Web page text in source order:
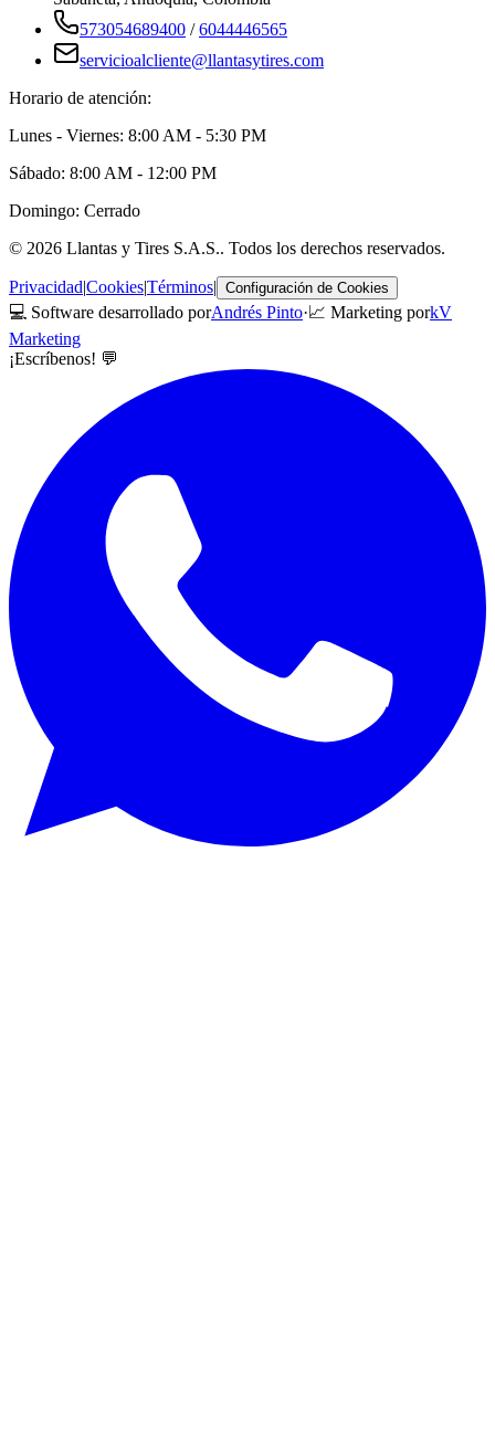
573054689400 /6044446565
servicioalcliente@llantasytires.com
Horario de atención:
Lunes - Viernes: 8:00 AM - 5:30 PM
Sábado: 8:00 AM - 12:00 PM
Domingo: Cerrado
© 2026 Llantas y Tires S.A.S.. Todos los derechos reservados.
Privacidad|Cookies|Términos| Configuración de Cookies
💻 Software desarrollado porAndrés Pinto·📈 Marketing porkV
Marketing
¡Escríbenos! 💬